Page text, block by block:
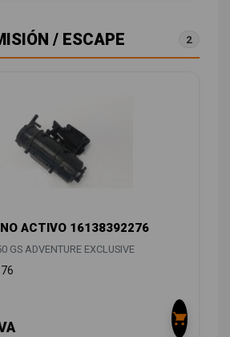
/ ESCAPE 2
ACTIVO 16138392276
GS ADVENTURE EXCLUSIVE